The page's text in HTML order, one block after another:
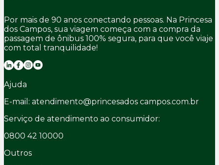
Por mais de 90 anos conectando pessoas. Na Princesa
dos Campos, sua viagem começa com a compra da
passagem de ônibus 100% segura, para que você viaje
com total tranquilidade!
Ajuda
E-mail: atendimento@princesados campos.com.br
Serviço de atendimento ao consumidor:
0800 42 10000
Outros